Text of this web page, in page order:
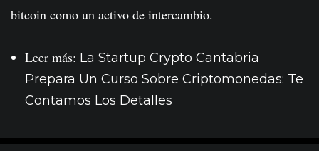
bitcoin como un activo de intercambio.
Leer más: La Startup Crypto Cantabria
Prepara Un Curso Sobre Criptomonedas: Te
Contamos Los Detalles